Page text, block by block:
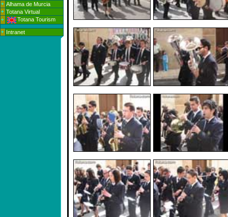
Alhama de Murcia
Totana Virtual
Totana Tourism
Intranet